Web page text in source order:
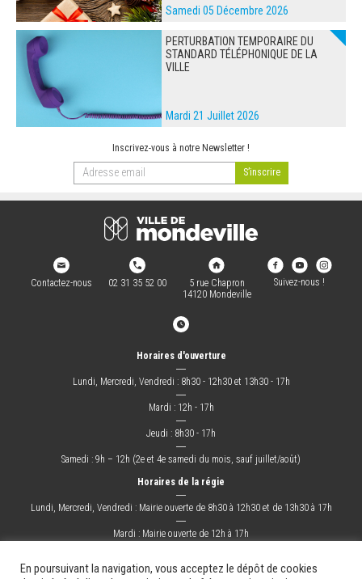
Samedi 05 Décembre 2026
PERTURBATION TEMPORAIRE DU
STANDARD TÉLÉPHONIQUE DE LA
VILLE
Mardi 21 Juillet 2026
Inscrivez-vous à notre Newsletter !
Contactez-nous 02 31 35 52 00
5 rue Chapron
14120 Mondeville
Suivez-nous !
Horaires d'ouverture
―
Lundi, Mercredi, Vendredi : 8h30 - 12h30 et 13h30 - 17h
―
Mardi : 12h - 17h
―
Jeudi : 8h30 - 17h
―
Samedi : 9h – 12h (2e et 4e samedi du mois, sauf juillet/août)
Horaires de la régie
―
Lundi, Mercredi, Vendredi : Mairie ouverte de 8h30 à 12h30 et de 13h30 à 17h
―
Mardi : Mairie ouverte de 12h à 17h
En poursuivant la navigation, vous acceptez le dépôt de cookies